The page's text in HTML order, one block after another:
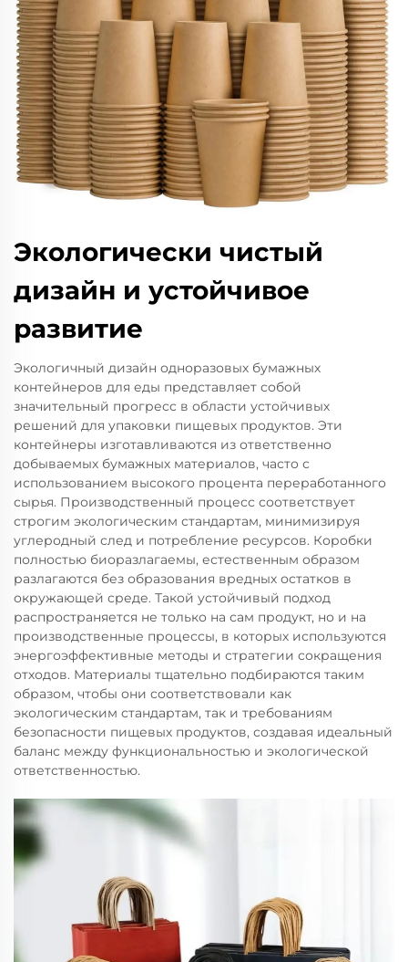
Экологически чистый
дизайн и устойчивое
развитие
Экологичный дизайн одноразовых бумажных
контейнеров для еды представляет собой
значительный прогресс в области устойчивых
решений для упаковки пищевых продуктов. Эти
контейнеры изготавливаются из ответственно
добываемых бумажных материалов, часто с
использованием высокого процента переработанного
сырья. Производственный процесс соответствует
строгим экологическим стандартам, минимизируя
углеродный след и потребление ресурсов. Коробки
полностью биоразлагаемы, естественным образом
разлагаются без образования вредных остатков в
окружающей среде. Такой устойчивый подход
распространяется не только на сам продукт, но и на
производственные процессы, в которых используются
энергоэффективные методы и стратегии сокращения
отходов. Материалы тщательно подбираются таким
образом, чтобы они соответствовали как
экологическим стандартам, так и требованиям
безопасности пищевых продуктов, создавая идеальный
баланс между функциональностью и экологической
ответственностью.